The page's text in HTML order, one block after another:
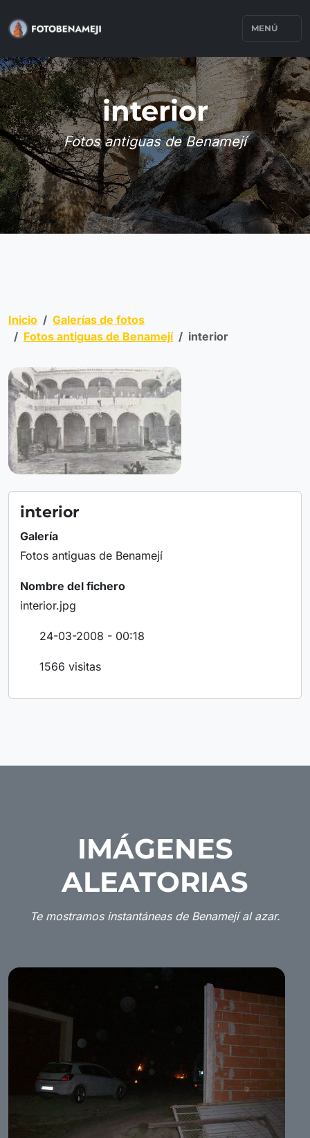
MENÚ
interior
Fotos antiguas de Benamejí
Inicio
Galerías de fotos
Fotos antiguas de Benamejí
interior
interior
Galería
Fotos antiguas de Benamejí
Nombre del fichero
interior.jpg
24-03-2008 - 00:18
1566 visitas
IMÁGENES
ALEATORIAS
Te mostramos instantáneas de Benamejí al azar.